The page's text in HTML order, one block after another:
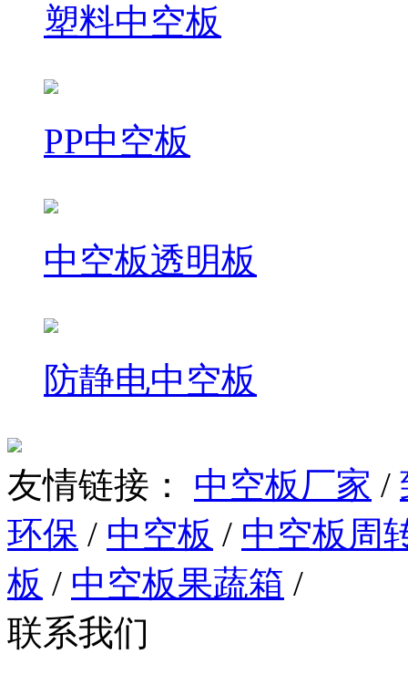
塑料中空板
PP中空板
中空板透明板
防静电中空板
友情链接： 中空板厂家 /
环保 / 中空板 / 中空板周
板 / 中空板果蔬箱 /
联系我们